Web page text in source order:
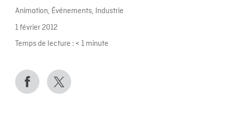
Animation, Événements, Industrie
1 février 2012
Temps de lecture : < 1 minute